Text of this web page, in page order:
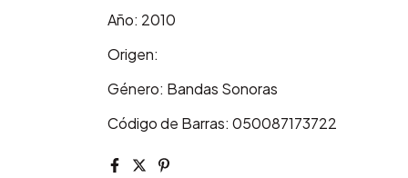
Año: 2010
Origen:
Género: Bandas Sonoras
Código de Barras: 050087173722